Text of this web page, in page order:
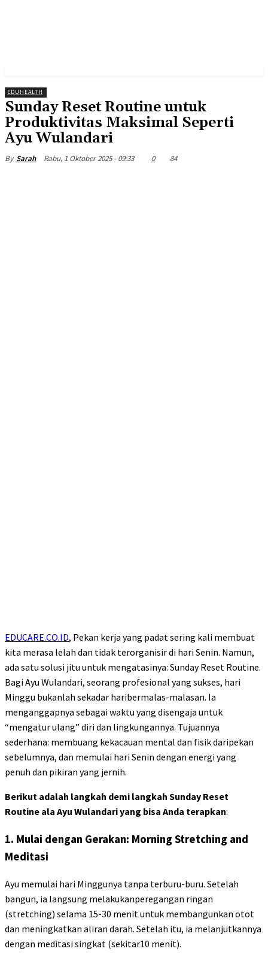
EDUHEALTH
Sunday Reset Routine untuk
Produktivitas Maksimal Seperti
Ayu Wulandari
By Sarah Rabu, 1 Oktober 2025 - 09:33 0 84
EDUCARE.CO.ID, Pekan kerja yang padat sering kali membuat
kita merasa lelah dan tidak terorganisir di hari Senin. Namun,
ada satu solusi jitu untuk mengatasinya: Sunday Reset Routine.
Bagi Ayu Wulandari, seorang profesional yang sukses, hari
Minggu bukanlah sekadar haribermalas-malasan. Ia
menganggapnya sebagai waktu yang disengaja untuk
“mengatur ulang” diri dan lingkungannya. Tujuannya
sederhana: membuang kekacauan mental dan fisik daripekan
sebelumnya, dan memulai hari Senin dengan energi yang
penuh dan pikiran yang jernih.
Berikut adalah langkah demi langkah Sunday Reset
Routine ala Ayu Wulandari yang bisa Anda terapkan:
1. Mulai dengan Gerakan: Morning Stretching and
Meditasi
Ayu memulai hari Minggunya tanpa terburu-buru. Setelah
bangun, ia langsung melakukanperegangan ringan
(stretching) selama 15-30 menit untuk membangunkan otot
dan meningkatkan aliran darah. Setelah itu, ia melanjutkannya
dengan meditasi singkat (sekitar10 menit).